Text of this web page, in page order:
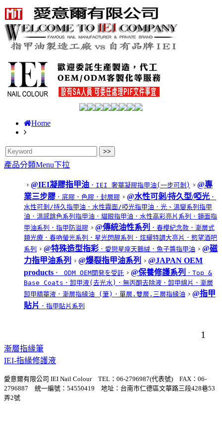
Home
產品分類Menu下拉
@IEI凝膠指甲油 ．IEI 奢華凝膠指甲油(一步可剝)
@專
業三步膠 ．底膠 ．色膠 ．封層膠 @水性可剝/持久型/啞光 ．
水性可剝/持久指甲油 ．水性霧面/啞光指甲油 ．光、溫變系列指甲
油 ．溫感跳色系列指甲油 ．貓眼指甲油 ．水性高彩亮片系列 ．鏡面指
甲油系列 ．指甲防溢膠 @傳統油性系列 ．春櫻紀念款 ．漸層式
類光療 ．春吶螢光系列 ．星光閃靚系列 ．炫耀特調大亮片 ．慾望酒吧
系列
@特殊造型指彩 ．愛戀星座天鵝絨 ．魚子醬指甲油
@磁
力指甲油系列
@爆裂指甲油系列
@JAPAN OEM
products ． ODM OEM開発を受託 @保養修護系列 ．Top &
Base Coats ．卸甲液(去光水) ．無丙酮去除液 ．卸甲綿片 ．漸層
卸甲精華液 ．漸層指緣油 (筆) ．單層.雙層.三層指緣油
@指甲
貼片 ．指甲貼片系列
1
漸層指緣筆
IEI-指緣修護液
愛意爾有限公司 IEI Nail Colour TEL：06-2796987(代表號) FAX：06-
2796887 統一編號：54550419 地址：台南市仁德區文華路三段428巷53
弄2號